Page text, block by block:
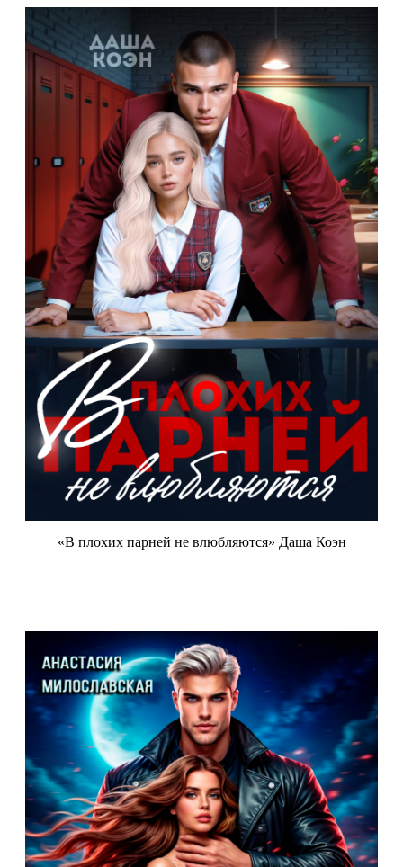
«В плохих парней не влюбляются» Даша Коэн